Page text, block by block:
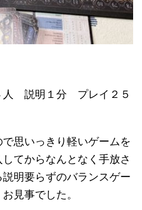
人 説明１分 プレイ２５
思いっきり軽いゲームを
てからなんとなく手放さ
明要らずのバランスゲー
見事でした。